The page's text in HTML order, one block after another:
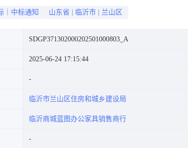
｜中标通知 山东省 临沂市 兰山区
SDGP371302000202501000803_A
2025-06-24 17:15:44
临沂市兰山区住房和城乡建设局
临沂商城蓝图办公家具销售商行